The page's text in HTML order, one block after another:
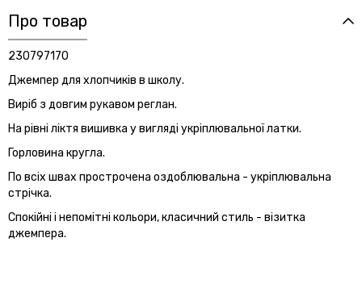
Про товар
230797170
Джемпер для хлопчиків в школу.
Виріб з довгим рукавом реглан.
На рівні ліктя вишивка у вигляді укріплювальної латки.
Горловина кругла.
По всіх швах прострочена оздоблювальна - укріплювальна
стрічка.
Спокійні і непомітні кольори, класичний стиль - візитка
джемпера.